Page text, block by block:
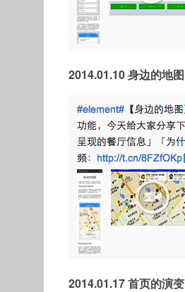
2014.01.10 身边的地图
2014.01.17 首页的演变